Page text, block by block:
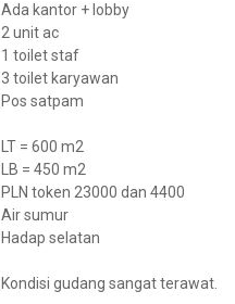
Ada kantor + lobby
2 unit ac
1 toilet staf
3 toilet karyawan
Pos satpam
LT = 600 m2
LB = 450 m2
PLN token 23000 dan 4400
Air sumur
Hadap selatan
Kondisi gudang sangat terawat.